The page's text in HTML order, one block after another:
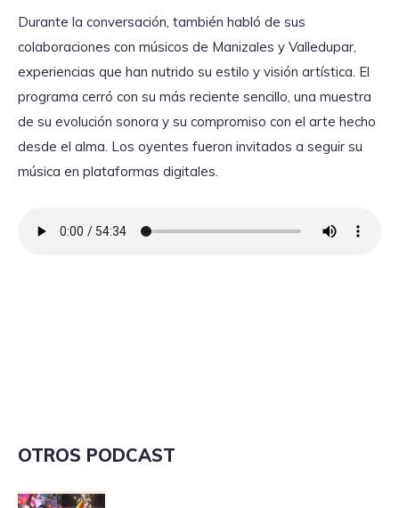
Durante la conversación, también habló de sus
colaboraciones con músicos de Manizales y Valledupar,
experiencias que han nutrido su estilo y visión artística. El
programa cerró con su más reciente sencillo, una muestra
de su evolución sonora y su compromiso con el arte hecho
desde el alma. Los oyentes fueron invitados a seguir su
música en plataformas digitales.
OTROS PODCAST